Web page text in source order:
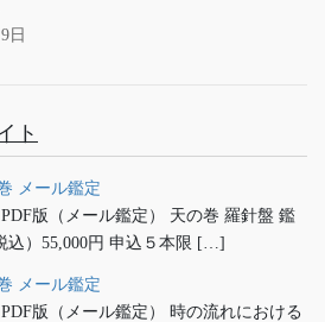
日
ト
メール鑑定
版（メール鑑定） 天の巻 羅針盤 鑑
込）55,000円 申込５本限 […]
メール鑑定
版（メール鑑定） 時の流れにおける